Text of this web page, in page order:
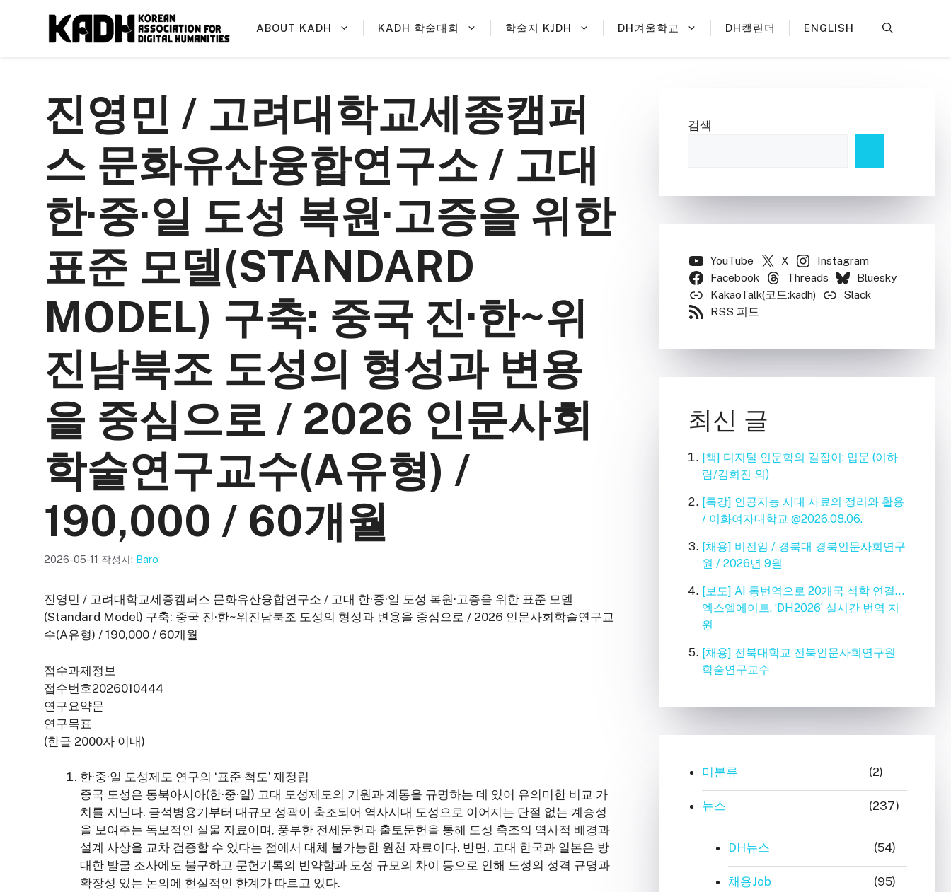
ABOUT KADH KADH 학술대회 학술지 KJDH DH겨울학교 DH캘린더 ENGLISH
진영민 / 고려대학교세종캠퍼
스 문화유산융합연구소 / 고대
한·중·일 도성 복원·고증을 위한
표준 모델(STANDARD
MODEL) 구축: 중국 진·한~위
진남북조 도성의 형성과 변용
을 중심으로 / 2026 인문사회
학술연구교수(A유형) /
190,000 / 60개월
2026-05-11 작성자: Baro
진영민 / 고려대학교세종캠퍼스 문화유산융합연구소 / 고대 한·중·일 도성 복원·고증을 위한 표준 모델
(Standard Model) 구축: 중국 진·한~위진남북조 도성의 형성과 변용을 중심으로 / 2026 인문사회학술연구교
수(A유형) / 190,000 / 60개월
접수과제정보
접수번호2026010444
연구요약문
연구목표
(한글 2000자 이내)
한·중·일 도성제도 연구의 ‘표준 척도’ 재정립
중국 도성은 동북아시아(한·중·일) 고대 도성제도의 기원과 계통을 규명하는 데 있어 유의미한 비교 가
치를 지닌다. 금석병용기부터 대규모 성곽이 축조되어 역사시대 도성으로 이어지는 단절 없는 계승성
을 보여주는 독보적인 실물 자료이며, 풍부한 전세문헌과 출토문헌을 통해 도성 축조의 역사적 배경과
설계 사상을 교차 검증할 수 있다는 점에서 대체 불가능한 원천 자료이다. 반면, 고대 한국과 일본은 방
대한 발굴 조사에도 불구하고 문헌기록의 빈약함과 도성 규모의 차이 등으로 인해 도성의 성격 규명과
확장성 있는 논의에 현실적인 한계가 따르고 있다.
검색
YouTube X
Instagram
Facebook
Threads
Bluesky
KakaoTalk(코드:kadh)
Slack
RSS 피드
최신 글
[책] 디지털 인문학의 길잡이: 입문 (이하
람/김희진 외)
[특강] 인공지능 시대 사료의 정리와 활용
/ 이화여자대학교 @2026.08.06.
[채용] 비전임 / 경북대 경북인문사회연구
원 / 2026년 9월
[보도] AI 통번역으로 20개국 석학 연결…
엑스엘에이트, ‘DH2026’ 실시간 번역 지
원
[채용] 전북대학교 전북인문사회연구원
학술연구교수
미분류 (2)
뉴스 (237)
DH뉴스 (54)
채용Job (95)